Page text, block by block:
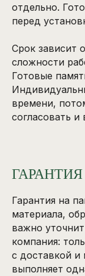
отдельно.
перед
Срок зависит
сложности
Готовые
времени,
согласовать
Гарантия на
материала,
важно
компания:
с доставкой и
выполняет